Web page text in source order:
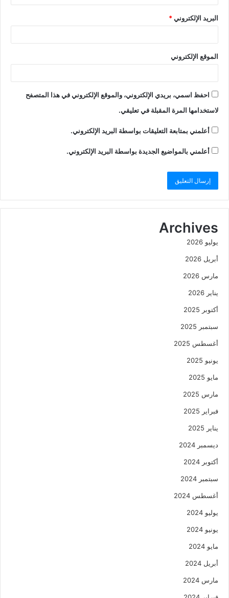
البريد الإلكتروني*
الموقع الإلكتروني
احفظ اسمي، بريدي الإلكتروني، والموقع الإلكتروني في هذا المتصفح
لاستخدامها المرة المقبلة في تعليقي.
أعلمني بمتابعة التعليقات بواسطة البريد الإلكتروني.
أعلمني بالمواضيع الجديدة بواسطة البريد الإلكتروني.
Archives
يوليو 2026
أبريل 2026
مارس 2026
يناير 2026
أكتوبر 2025
سبتمبر 2025
أغسطس 2025
يونيو 2025
مايو 2025
مارس 2025
فبراير 2025
يناير 2025
ديسمبر 2024
أكتوبر 2024
سبتمبر 2024
أغسطس 2024
يوليو 2024
يونيو 2024
مايو 2024
أبريل 2024
مارس 2024